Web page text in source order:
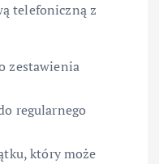
telefoniczną z
zestawienia
regularnego
który może